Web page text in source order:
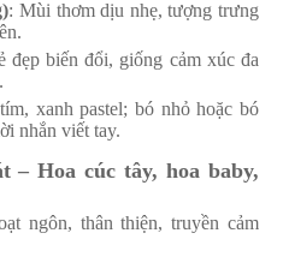
: Mùi thơm dịu nhẹ, tượng trưng
đẹp biến đổi, giống cảm xúc đa
xanh pastel; bó nhỏ hoặc bó
nhắn viết tay.
– Hoa cúc tây, hoa baby,
ngôn, thân thiện, truyền cảm